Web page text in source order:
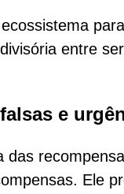
entre
e
Ele